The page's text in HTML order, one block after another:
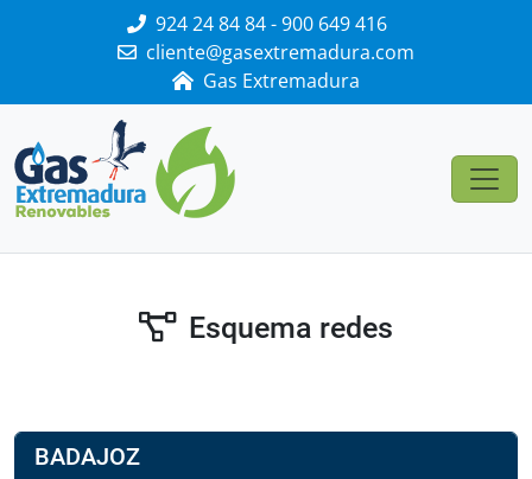
924 24 84 84 - 900 649 416
cliente@gasextremadura.com
Gas Extremadura
Esquema redes
BADAJOZ